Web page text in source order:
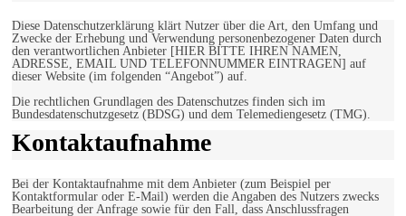
Diese Datenschutzerklärung klärt Nutzer über die Art, den Umfang und
Zwecke der Erhebung und Verwendung personenbezogener Daten durch
den verantwortlichen Anbieter [HIER BITTE IHREN NAMEN,
ADRESSE, EMAIL UND TELEFONNUMMER EINTRAGEN] auf
dieser Website (im folgenden “Angebot”) auf.
Die rechtlichen Grundlagen des Datenschutzes finden sich im
Bundesdatenschutzgesetz (BDSG) und dem Telemediengesetz (TMG).
Kontaktaufnahme
Bei der Kontaktaufnahme mit dem Anbieter (zum Beispiel per
Kontaktformular oder E-Mail) werden die Angaben des Nutzers zwecks
Bearbeitung der Anfrage sowie für den Fall, dass Anschlussfragen